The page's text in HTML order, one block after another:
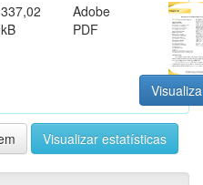
337,02
kB
Adobe
PDF
Visualizar estatísticas